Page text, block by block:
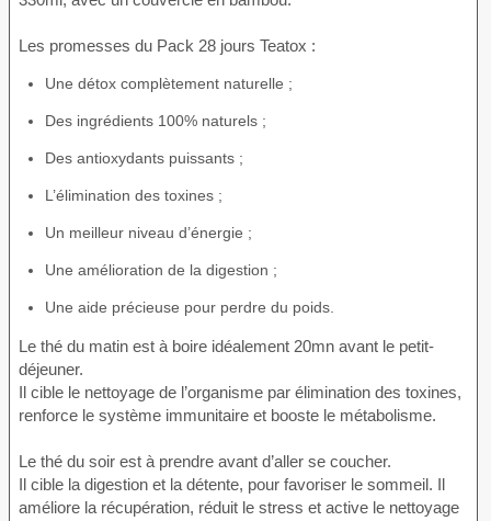
Les promesses du Pack 28 jours Teatox :
Une détox complètement naturelle ;
Des ingrédients 100% naturels ;
Des antioxydants puissants ;
L’élimination des toxines ;
Un meilleur niveau d’énergie ;
Une amélioration de la digestion ;
Une aide précieuse pour perdre du poids.
Le thé du matin est à boire idéalement 20mn avant le petit-
déjeuner.
Il cible le nettoyage de l’organisme par élimination des toxines,
renforce le système immunitaire et booste le métabolisme.
Le thé du soir est à prendre avant d’aller se coucher.
Il cible la digestion et la détente, pour favoriser le sommeil. Il
améliore la récupération, réduit le stress et active le nettoyage